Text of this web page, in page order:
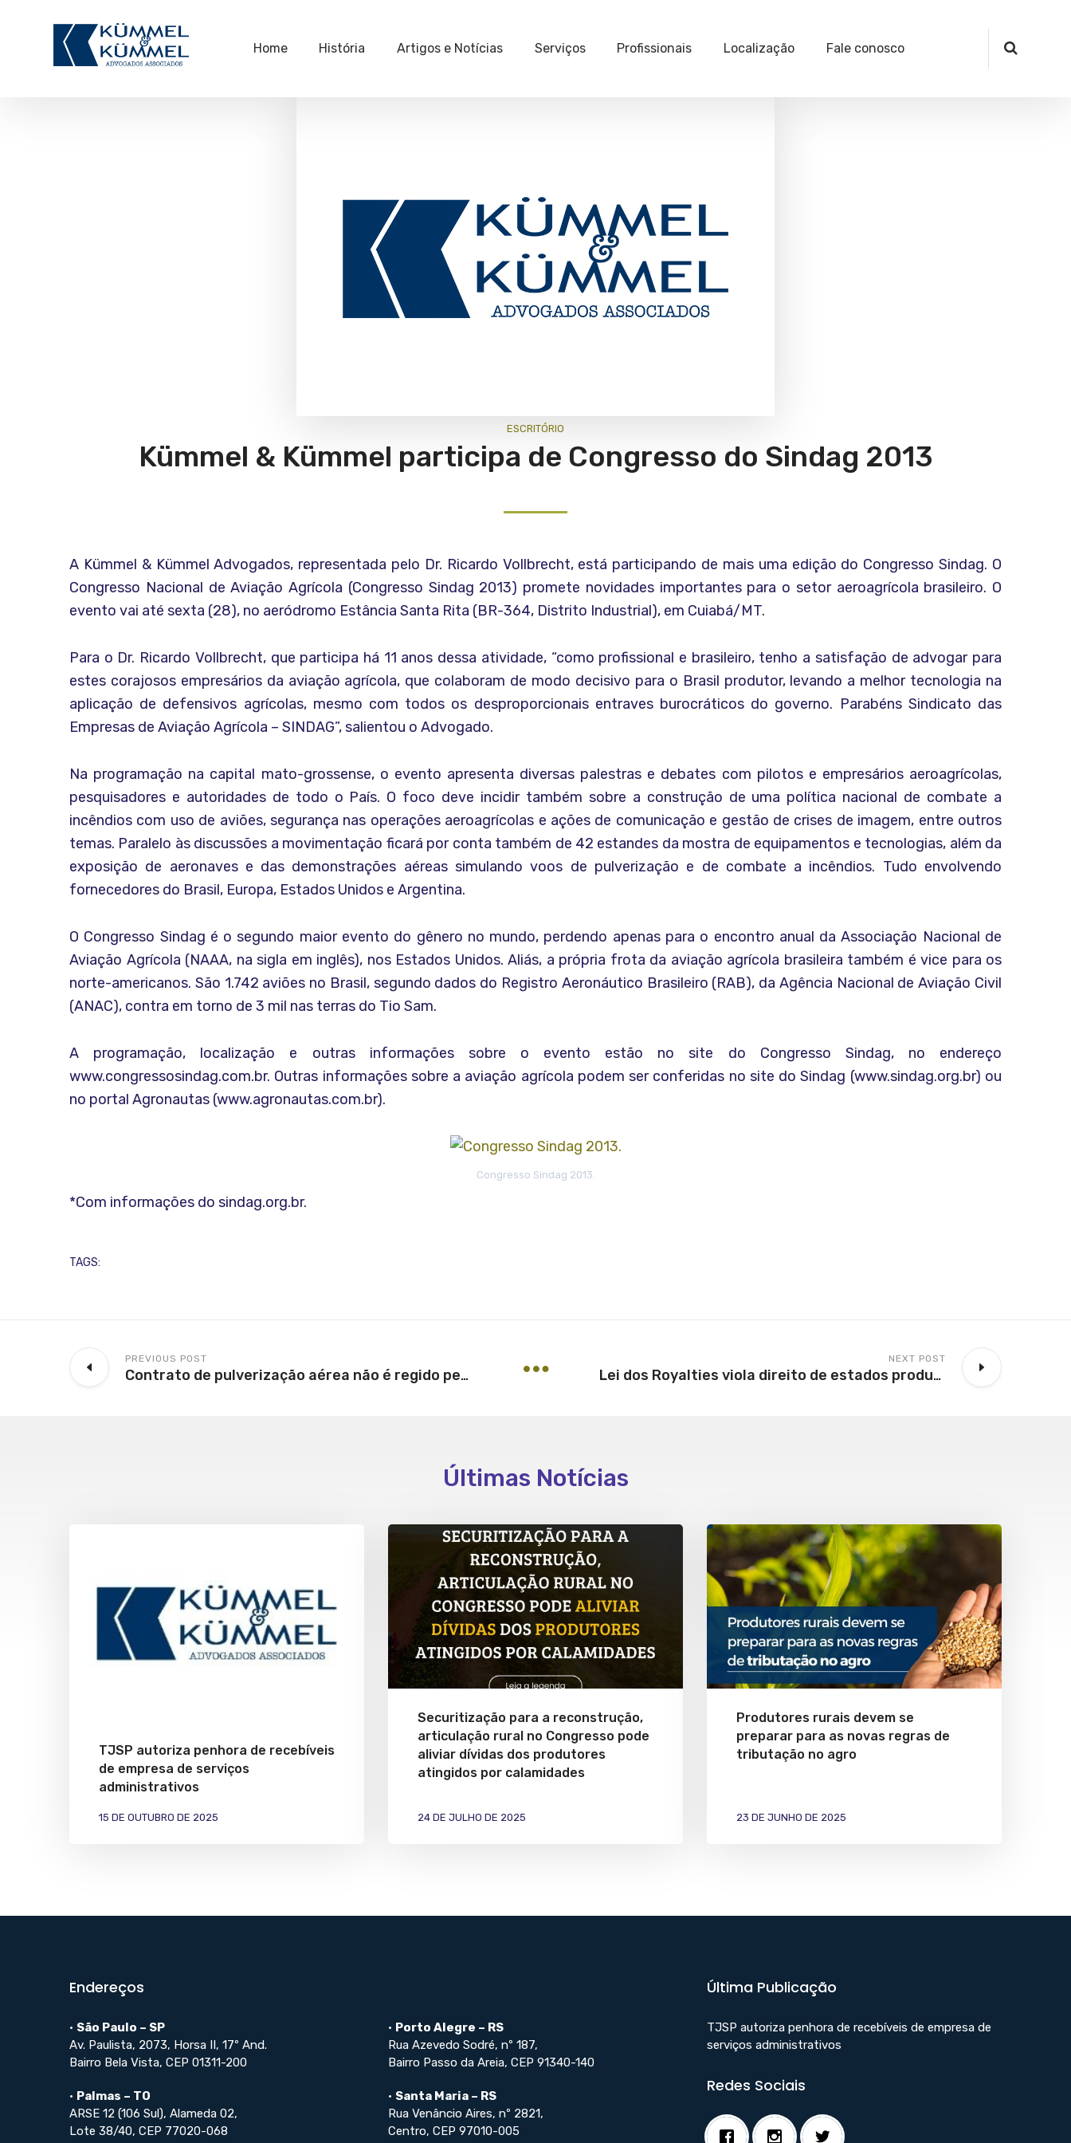
Home História Artigos e Notícias Serviços Profissionais Localização Fale conosco
ESCRITÓRIO
Kümmel & Kümmel participa de Congresso do Sindag 2013
A Kümmel & Kümmel Advogados, representada pelo Dr. Ricardo Vollbrecht, está participando de mais uma edição do Congresso Sindag. O
Congresso Nacional de Aviação Agrícola (Congresso Sindag 2013) promete novidades importantes para o setor aeroagrícola brasileiro. O
evento vai até sexta (28), no aeródromo Estância Santa Rita (BR-364, Distrito Industrial), em Cuiabá/MT.
Para o Dr. Ricardo Vollbrecht, que participa há 11 anos dessa atividade, “como profissional e brasileiro, tenho a satisfação de advogar para
estes corajosos empresários da aviação agrícola, que colaboram de modo decisivo para o Brasil produtor, levando a melhor tecnologia na
aplicação de defensivos agrícolas, mesmo com todos os desproporcionais entraves burocráticos do governo. Parabéns Sindicato das
Empresas de Aviação Agrícola – SINDAG”, salientou o Advogado.
Na programação na capital mato-grossense, o evento apresenta diversas palestras e debates com pilotos e empresários aeroagrícolas,
pesquisadores e autoridades de todo o País. O foco deve incidir também sobre a construção de uma política nacional de combate a
incêndios com uso de aviões, segurança nas operações aeroagrícolas e ações de comunicação e gestão de crises de imagem, entre outros
temas. Paralelo às discussões a movimentação ficará por conta também de 42 estandes da mostra de equipamentos e tecnologias, além da
exposição de aeronaves e das demonstrações aéreas simulando voos de pulverização e de combate a incêndios. Tudo envolvendo
fornecedores do Brasil, Europa, Estados Unidos e Argentina.
O Congresso Sindag é o segundo maior evento do gênero no mundo, perdendo apenas para o encontro anual da Associação Nacional de
Aviação Agrícola (NAAA, na sigla em inglês), nos Estados Unidos. Aliás, a própria frota da aviação agrícola brasileira também é vice para os
norte-americanos. São 1.742 aviões no Brasil, segundo dados do Registro Aeronáutico Brasileiro (RAB), da Agência Nacional de Aviação Civil
(ANAC), contra em torno de 3 mil nas terras do Tio Sam.
A programação, localização e outras informações sobre o evento estão no site do Congresso Sindag, no endereço
www.congressosindag.com.br. Outras informações sobre a aviação agrícola podem ser conferidas no site do Sindag (www.sindag.org.br) ou
no portal Agronautas (www.agronautas.com.br).
Congresso Sindag 2013.
*Com informações do sindag.org.br.
TAGS:
PREVIOUS POST
Contrato de pulverização aérea não é regido pelo CDC
NEXT POST
Lei dos Royalties viola direito de estados produtores
Últimas Notícias
TJSP autoriza penhora de recebíveis
de empresa de serviços
administrativos
15 DE OUTUBRO DE 2025
Securitização para a reconstrução,
articulação rural no Congresso pode
aliviar dívidas dos produtores
atingidos por calamidades
24 DE JULHO DE 2025
Produtores rurais devem se
preparar para as novas regras de
tributação no agro
23 DE JUNHO DE 2025
Endereços
• São Paulo – SP
Av. Paulista, 2073, Horsa II, 17º And.
Bairro Bela Vista, CEP 01311-200
• Palmas – TO
ARSE 12 (106 Sul), Alameda 02,
Lote 38/40, CEP 77020-068
• Porto Alegre – RS
Rua Azevedo Sodré, nº 187,
Bairro Passo da Areia, CEP 91340-140
• Santa Maria – RS
Rua Venâncio Aires, nº 2821,
Centro, CEP 97010-005
Última Publicação
TJSP autoriza penhora de recebíveis de empresa de
serviços administrativos
Redes Sociais